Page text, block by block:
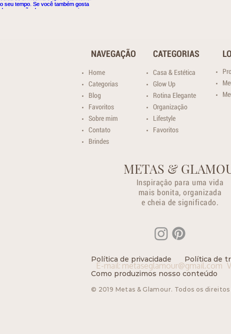
NAVEGAÇÃO
Home
Categorias
Blog
Favoritos
Sobre mim
Contato
Brindes
CATEGORIAS
Casa & Estética
Glow Up
Rotina Elegante
Organização
Lifestyle
Favoritos
METAS &
Inspiraçâo para uma vida
mais bonita, organizada
e cheia de significado.
E-mail:metaseglamour@gmail.com
Política de privacidade Política de
Como produzimos nosso conteúdo
© 2019 Metas & Glamour. Todos os